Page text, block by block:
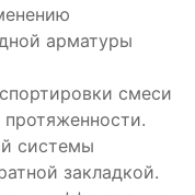
арматуры
смеси
системы
закладкой.